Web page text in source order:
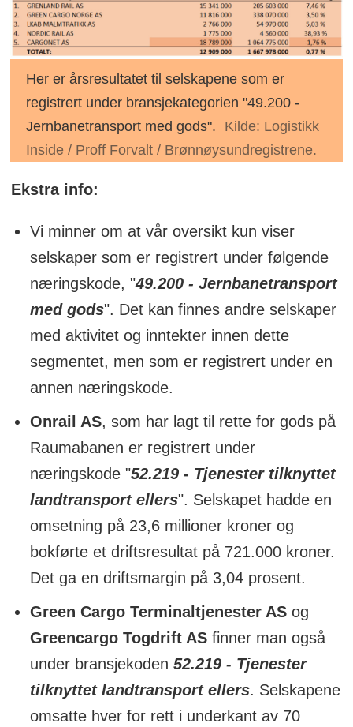
Her er årsresultatet til selskapene som er
registrert under bransjekategorien "49.200 -
Jernbanetransport med gods".
Kilde: Logistikk
Inside / Proff Forvalt / Brønnøysundregistrene.
Ekstra info:
Vi minner om at vår oversikt kun viser
selskaper som er registrert under følgende
næringskode, "49.200 - Jernbanetransport
med gods". Det kan finnes andre selskaper
med aktivitet og inntekter innen dette
segmentet, men som er registrert under en
annen næringskode.
Onrail AS, som har lagt til rette for gods på
Raumabanen er registrert under
næringskode "52.219 - Tjenester tilknyttet
landtransport ellers". Selskapet hadde en
omsetning på 23,6 millioner kroner og
bokførte et driftsresultat på 721.000 kroner.
Det ga en driftsmargin på 3,04 prosent.
Green Cargo Terminaltjenester ASog
Greencargo Togdrift ASfinner man også
under bransjekoden 52.219 - Tjenester
tilknyttet landtransport ellers. Selskapene
omsatte hver for rett i underkant av 70